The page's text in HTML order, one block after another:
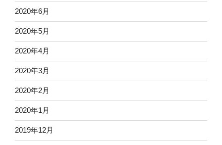
2020年6月
2020年5月
2020年4月
2020年3月
2020年2月
2020年1月
2019年12月